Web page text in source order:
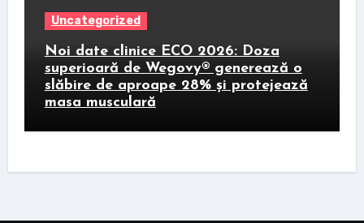
Uncategorized
Noi date clinice ECO 2026: Doza
superioară de Wegovy® generează o
slăbire de aproape 28% și protejează
masa musculară